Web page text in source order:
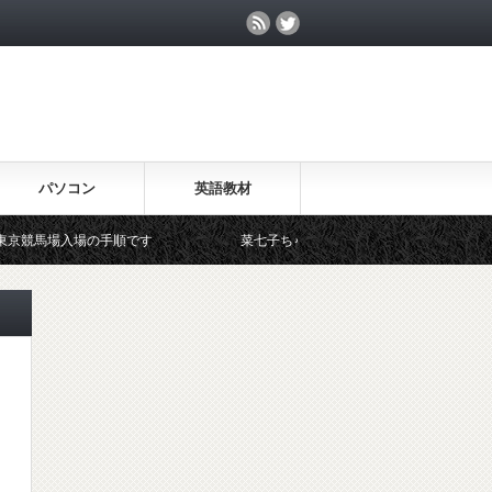
パソコン 英語教材
場入場の手順です 菜七子ちゃんフィーバー 馬券の買い方教えま